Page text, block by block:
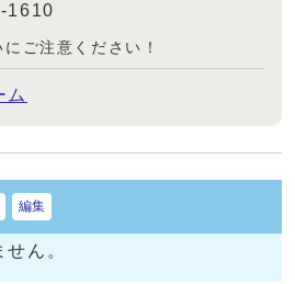
1610
ご注意ください！
ム
編集
ん。